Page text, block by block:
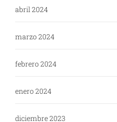
abril 2024
marzo 2024
febrero 2024
enero 2024
diciembre 2023